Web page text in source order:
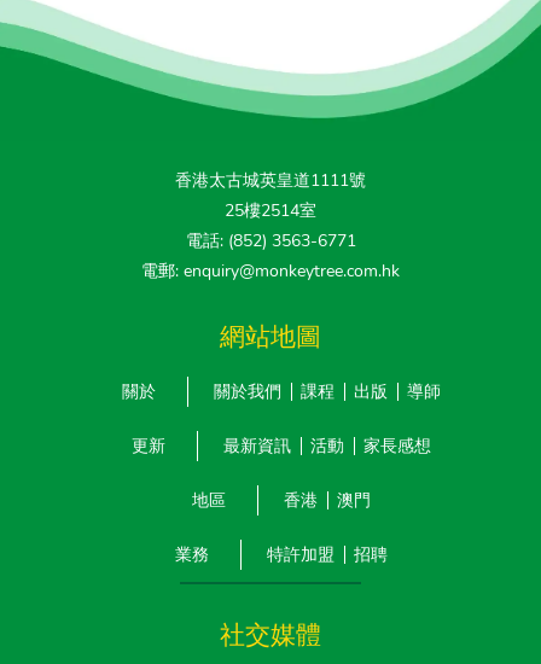
香港太古城英皇道1111號
25樓2514室
電話: (852) 3563-6771
電郵: enquiry@monkeytree.com.hk
網站地圖
關於 關於我們 課程 出版 導師
更新 最新資訊 活動 家長感想
地區 香港 澳門
業務 特許加盟 招聘
社交媒體